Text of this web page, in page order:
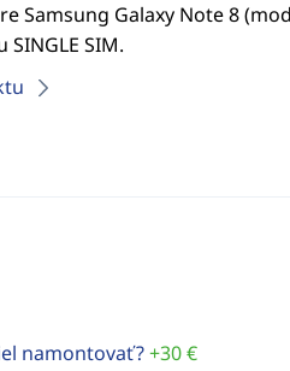
Samsung Galaxy Note 8
SIM.
namontovať?+30 €